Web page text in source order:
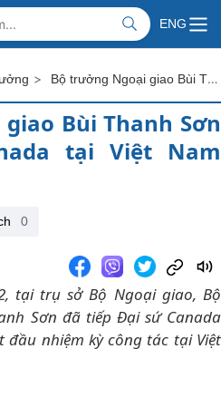
ENG
> Bộ trưởng Ngoại giao Bùi Thanh Sơn tiếp Đại sứ Canada tại Việt Nam Shawn Steil
Bùi Thanh Sơn
tại Việt Nam
0
tại trụ sở Bộ Ngoại giao, Bộ
Sơn đã tiếp Đại sứ Canada
đầu nhiệm kỳ công tác tại Việt